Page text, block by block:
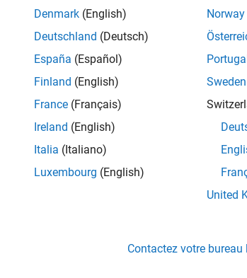
Les descriptions de poste n’ont pas toutes été
opportunités de votre région.
Senior Software Quality Engineer
Senior Software Quality Engineer
FR-Meudon| Ingénierie de la qualité |
Leverage your C/C++ development skills
automated test suites, Hands-on testing
1
Denmark (English)
Deutschland (Deutsch)
España (Español)
Finland (English)
France (Français)
Ireland (English)
Italia (Italiano)
Luxembourg (English)
Norway
Portugal
Sweden
United
Contactez votre bureau